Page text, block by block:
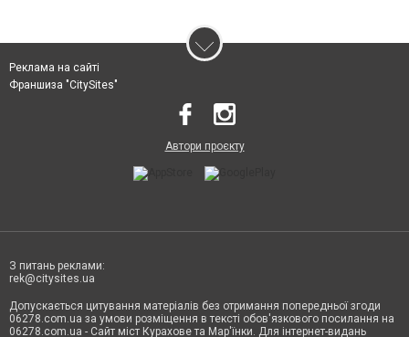
Реклама на сайті
Франшиза "CitySites"
Автори проєкту
З питань реклами:
rek@citysites.ua
Допускається цитування матеріалів без отримання попередньої згоди
06278.com.ua за умови розміщення в тексті обов'язкового посилання на
06278.com.ua - Сайт міст Курахове та Мар'їнки. Для інтернет-видань